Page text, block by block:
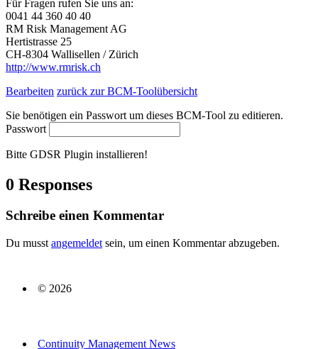
Für Fragen rufen Sie uns an:
0041 44 360 40 40
RM Risk Management AG
Hertistrasse 25
CH-8304 Wallisellen / Zürich
http://www.rmrisk.ch
Bearbeiten zurück zur BCM-Toolübersicht
Sie benötigen ein Passwort um dieses BCM-Tool zu editieren.
Passwort
Bitte GDSR Plugin installieren!
0 Responses
Schreibe einen Kommentar
Du musst angemeldet sein, um einen Kommentar abzugeben.
© 2026
Continuity Management News